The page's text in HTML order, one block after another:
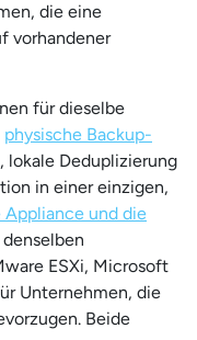
die eine
vorhandener
für dieselbe
physische Backup-
Deduplizierung
in einer einzigen,
und die
ESXi, Microsoft
Unternehmen, die
Beide